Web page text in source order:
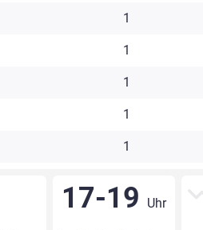
1
1
1
1
1
17-19 Uhr